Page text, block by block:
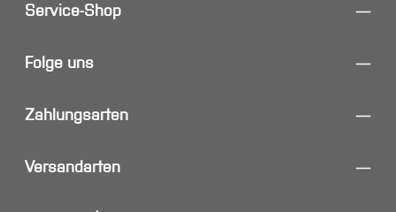
Service-Shop
Folge uns
Zahlungsarten
Versandarten